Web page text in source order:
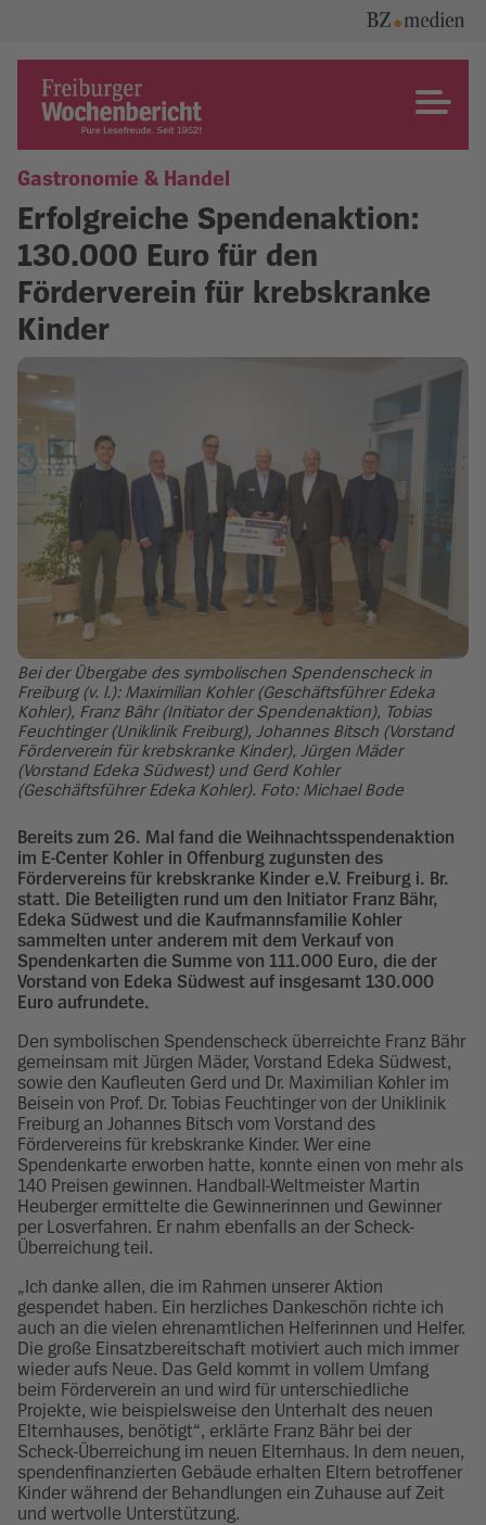
content
Freiburger Wochenbericht
Gastronomie & Handel
Erfolgreiche Spendenaktion:
130.000 Euro für den
Förderverein für krebskranke
Kinder
Bei der Übergabe des symbolischen Spendenscheck in
Freiburg (v. l.): Maximilian Kohler (Geschäftsführer Edeka
Kohler), Franz Bähr (Initiator der Spendenaktion), Tobias
Feuchtinger (Uniklinik Freiburg), Johannes Bitsch (Vorstand
Förderverein für krebskranke Kinder), Jürgen Mäder
(Vorstand Edeka Südwest) und Gerd Kohler
(Geschäftsführer Edeka Kohler). Foto: Michael Bode
Bereits zum 26. Mal fand die Weihnachtsspendenaktion
im E-Center Kohler in Offenburg zugunsten des
Fördervereins für krebskranke Kinder e.V. Freiburg i. Br.
statt. Die Beteiligten rund um den Initiator Franz Bähr,
Edeka Südwest und die Kaufmannsfamilie Kohler
sammelten unter anderem mit dem Verkauf von
Spendenkarten die Summe von 111.000 Euro, die der
Vorstand von Edeka Südwest auf insgesamt 130.000
Euro aufrundete.
Den symbolischen Spendenscheck überreichte Franz Bähr
gemeinsam mit Jürgen Mäder, Vorstand Edeka Südwest,
sowie den Kaufleuten Gerd und Dr. Maximilian Kohler im
Beisein von Prof. Dr. Tobias Feuchtinger von der Uniklinik
Freiburg an Johannes Bitsch vom Vorstand des
Fördervereins für krebskranke Kinder. Wer eine
Spendenkarte erworben hatte, konnte einen von mehr als
140 Preisen gewinnen. Handball-Weltmeister Martin
Heuberger ermittelte die Gewinnerinnen und Gewinner
per Losverfahren. Er nahm ebenfalls an der Scheck-
Überreichung teil.
„Ich danke allen, die im Rahmen unserer Aktion
gespendet haben. Ein herzliches Dankeschön richte ich
auch an die vielen ehrenamtlichen Helferinnen und Helfer.
Die große Einsatzbereitschaft motiviert auch mich immer
wieder aufs Neue. Das Geld kommt in vollem Umfang
beim Förderverein an und wird für unterschiedliche
Projekte, wie beispielsweise den Unterhalt des neuen
Elternhauses, benötigt“, erklärte Franz Bähr bei der
Scheck-Überreichung im neuen Elternhaus. In dem neuen,
spendenfinanzierten Gebäude erhalten Eltern betroffener
Kinder während der Behandlungen ein Zuhause auf Zeit
und wertvolle Unterstützung.